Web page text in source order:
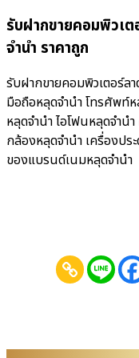
รับฝากขายคอมพิวเ
จำนำ ราคาถูก
รับฝากขายคอมพิวเตอร์ล
มือถือหลุดจำนำ โทรศัพท์ห
หลุดจำนำ ไอโฟนหลุดจำน
กล้องหลุดจำนำ เครื่องปร
ของแบรนด์เนมหลุดจำนำ